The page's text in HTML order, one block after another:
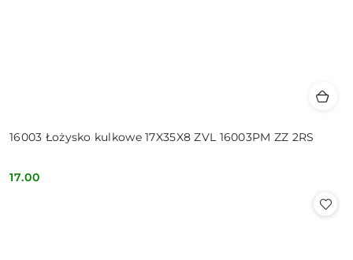
16003 Łożysko kulkowe 17X35X8 ZVL 16003PM ZZ 2RS
Cena:
17.00